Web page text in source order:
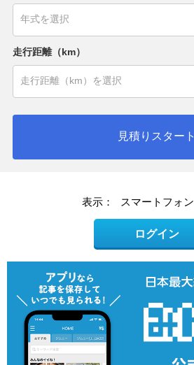
走行距離（km）
見積りスタート
表示： スマートフォン
ログイン